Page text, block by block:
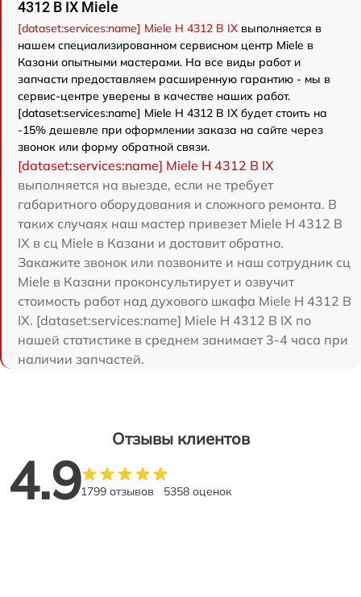
4312 B IX Miele
[dataset:services:name] Miele H 4312 B IX выполняется в
нашем специализированном сервисном центр Miele в
Казани опытными мастерами. На все виды работ и
запчасти предоставляем расширенную гарантию - мы в
сервис-центре уверены в качестве наших работ.
[dataset:services:name] Miele H 4312 B IX будет стоить на
-15% дешевле при оформлении заказа на сайте через
звонок или форму обратной связи.
[dataset:services:name] Miele H 4312 B IX
выполняется на выезде, если не требует
габаритного оборудования и сложного ремонта. В
таких случаях наш мастер привезет Miele H 4312 B
IX в сц Miele в Казани и доставит обратно.
Закажите звонок или позвоните и наш сотрудник сц
Miele в Казани проконсультирует и озвучит
стоимость работ над духового шкафа Miele H 4312 B
IX. [dataset:services:name] Miele H 4312 B IX по
нашей статистике в среднем занимает 3-4 часа при
наличии запчастей.
Отзывы клиентов
4.91799 отзывов 5358 оценок